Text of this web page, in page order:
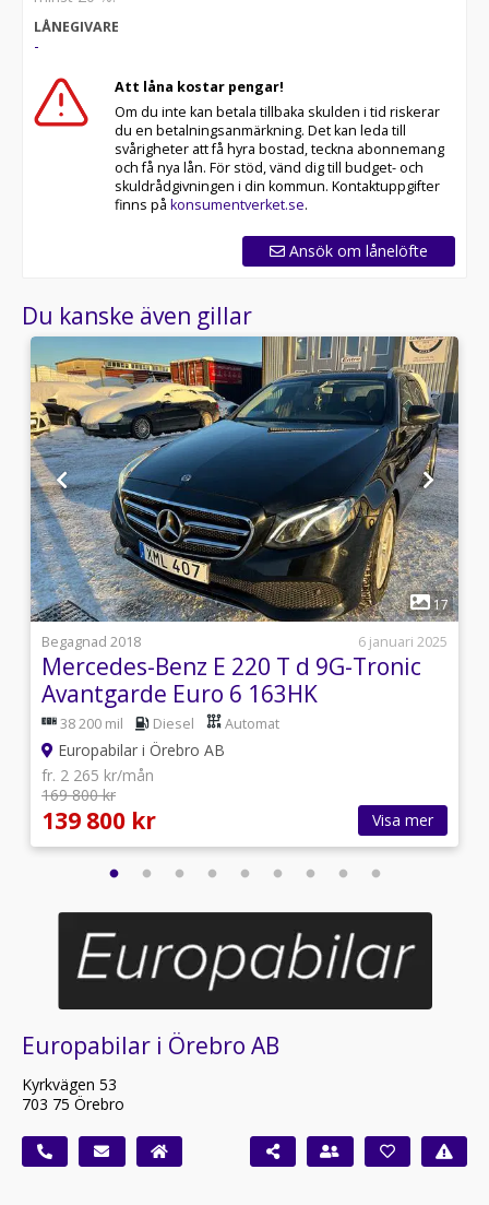
LÅNEGIVARE
-
Att låna kostar pengar!
Om du inte kan betala tillbaka skulden i tid riskerar
du en betalningsanmärkning. Det kan leda till
svårigheter att få hyra bostad, teckna abonnemang
och få nya lån. För stöd, vänd dig till budget- och
skuldrådgivningen i din kommun. Kontaktuppgifter
finns på konsumentverket.se.
Ansök om lånelöfte
Du kanske även gillar
1
17
Begagnad 2018
6 januari 2025
Mercedes-Benz E 220 T d 9G-Tronic
Avantgarde Euro 6 163HK
38 200 mil Diesel Automat
Europabilar i Örebro AB
fr. 2 265 kr/mån
169 800 kr
139 800 kr Visa mer
Europabilar i Örebro AB
Kyrkvägen 53
703 75 Örebro